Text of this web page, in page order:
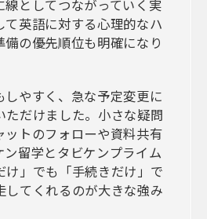
線としてつながっていく実
て英語に対する心理的なハ
備の優先順位も明確になり
しやすく、急な予定変更に
ただけました。小さな疑問
ットのフォローや資料共有
ン留学とタビケンプライム
け」でも「手続きだけ」で
してくれるのが大きな強み